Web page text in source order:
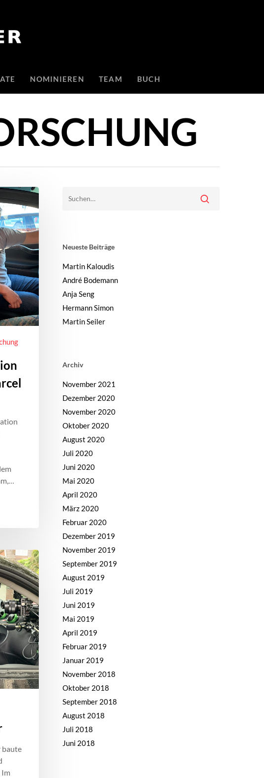
NOMINIEREN TEAM BUCH
baute
Im
Neueste Beiträge
Martin Kaloudis
André Bodemann
Anja Seng
Hermann Simon
Martin Seiler
Archiv
November 2021
Dezember 2020
November 2020
Oktober 2020
August 2020
Juli 2020
Juni 2020
Mai 2020
April 2020
März 2020
Februar 2020
Dezember 2019
November 2019
September 2019
August 2019
Juli 2019
Juni 2019
Mai 2019
April 2019
Februar 2019
Januar 2019
November 2018
Oktober 2018
September 2018
August 2018
Juli 2018
Juni 2018